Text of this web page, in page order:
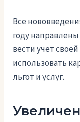
Все
году
вести учет
использовать
льгот и услуг.